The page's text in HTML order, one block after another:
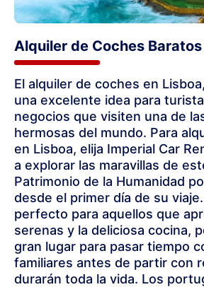
Alquiler de Coches
El alquiler de coches en
una excelente idea para
negocios que visiten una de
hermosas del mundo. Para
en Lisboa, elija Imperial Car
a explorar las maravillas de
Patrimonio de la Humanidad
desde el primer día de su
perfecto para aquellos que
serenas y la deliciosa cocina,
gran lugar para pasar tiempo
familiares antes de partir con
durarán toda la vida. Los